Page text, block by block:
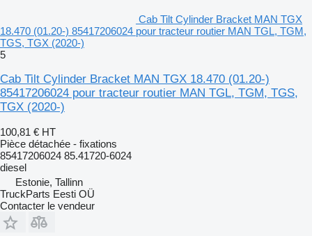
Cab Tilt Cylinder Bracket MAN TGX
18.470 (01.20-) 85417206024 pour tracteur routier MAN TGL, TGM,
TGS, TGX (2020-)
5
Cab Tilt Cylinder Bracket MAN TGX 18.470 (01.20-)
85417206024 pour tracteur routier MAN TGL, TGM, TGS,
TGX (2020-)
100,81 € HT
Pièce détachée - fixations
85417206024 85.41720-6024
diesel
Estonie, Tallinn
TruckParts Eesti OÜ
Contacter le vendeur